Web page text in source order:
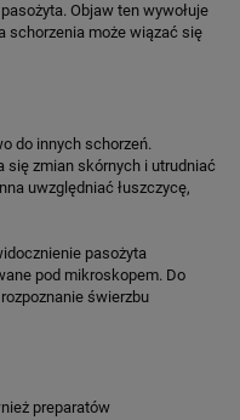
Objaw ten wywołuje
schorzenia może wiązać się
do innych schorzeń.
się zmian skórnych i utrudniać
uwzględniać łuszczycę,
pasożyta
pod mikroskopem. Do
świerzbu
preparatów